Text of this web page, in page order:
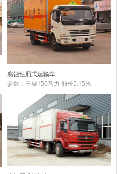
腐蚀性厢式运输车
参数：玉柴150马力 厢长5.15米